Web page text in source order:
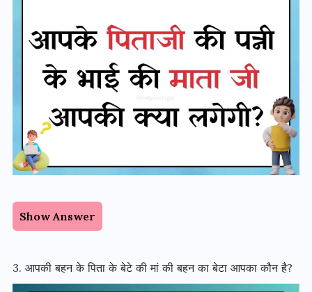
Show Answer
3. आपकी बहन के पिता के बेटे की मां की बहन का बेटा आपका कौन है?